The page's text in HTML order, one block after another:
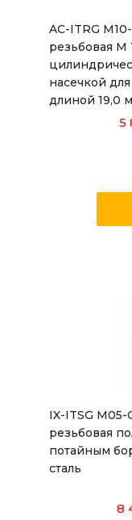
AC-ITRG
резьбовая М
насечкой
длиной 19,0
5
IX-ITSG M05-
резьбовая
потайным
сталь
8